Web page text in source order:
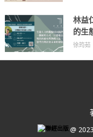
林益
的生
徐筠茹
@